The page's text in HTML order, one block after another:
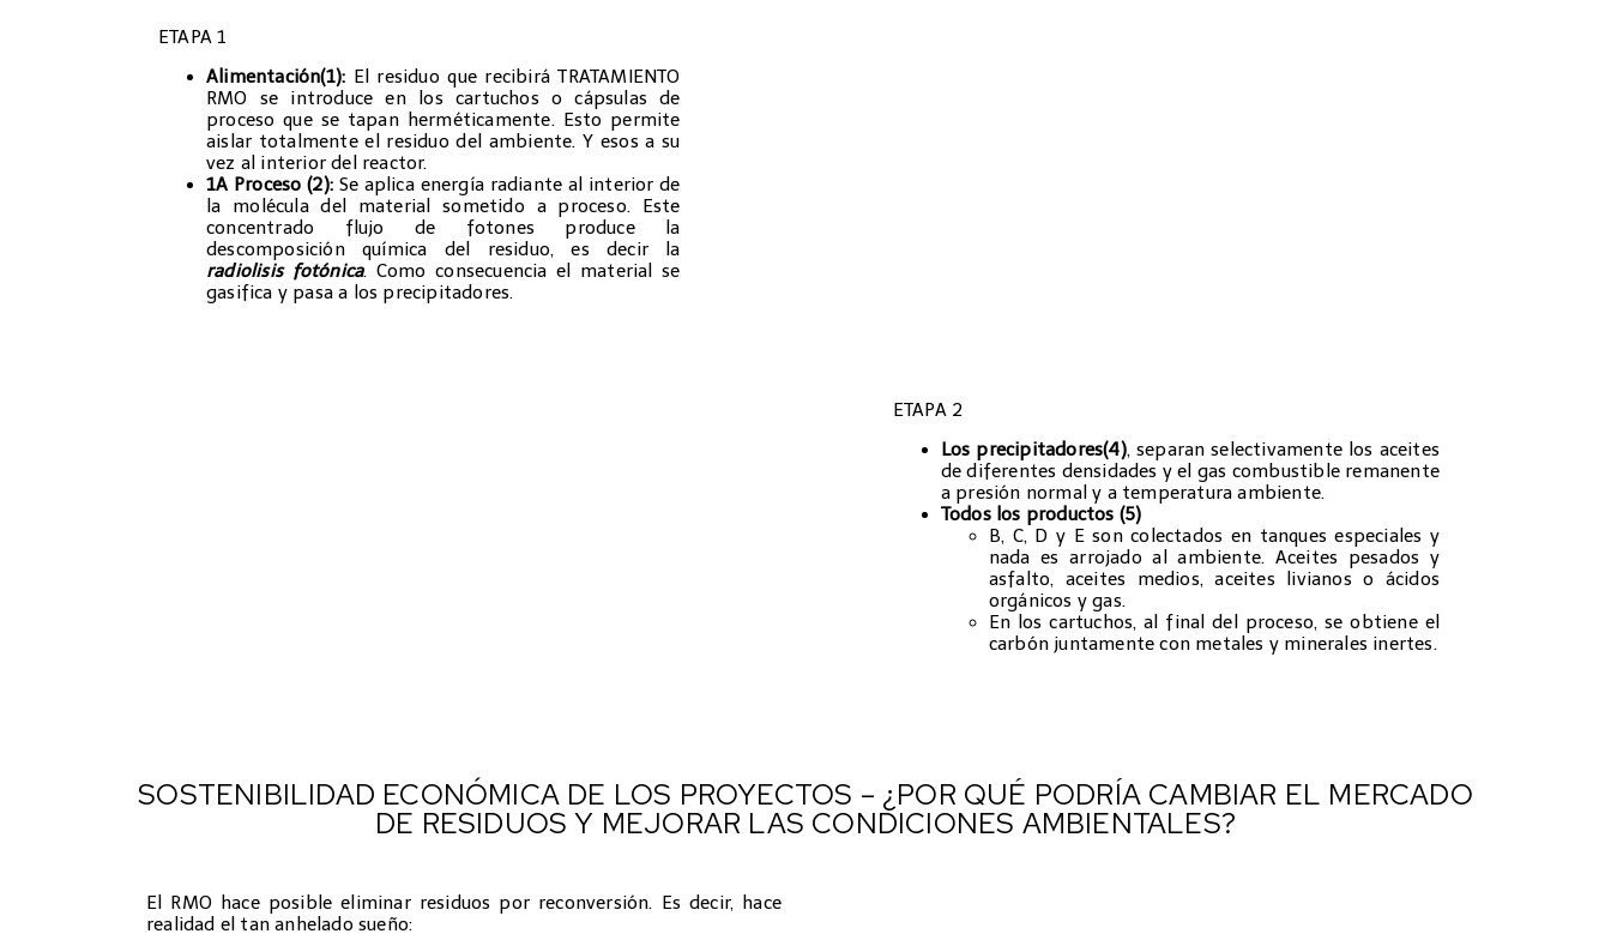
ETAPA 1
Alimentación(1): El residuo que recibirá TRATAMIENTO
RMO se introduce en los cartuchos o cápsulas de
proceso que se tapan herméticamente. Esto permite
aislar totalmente el residuo del ambiente. Y esos a su
vez al interior del reactor.
1A Proceso (2): Se aplica energía radiante al interior de
la molécula del material sometido a proceso. Este
concentrado flujo de fotones produce la
descomposición química del residuo, es decir la
radiolisis fotónica. Como consecuencia el material se
gasifica y pasa a los precipitadores.
ETAPA 2
Los precipitadores(4), separan selectivamente los aceites
de diferentes densidades y el gas combustible remanente
a presión normal y a temperatura ambiente.
Todos los productos (5)
B, C, D y E son colectados en tanques especiales y
nada es arrojado al ambiente. Aceites pesados y
asfalto, aceites medios, aceites livianos o ácidos
orgánicos y gas.
En los cartuchos, al final del proceso, se obtiene el
carbón juntamente con metales y minerales inertes.
SOSTENIBILIDAD ECONÓMICA DE LOS PROYECTOS – ¿POR QUÉ PODRÍA CAMBIAR EL MERCADO
DE RESIDUOS Y MEJORAR LAS CONDICIONES AMBIENTALES?
El RMO hace posible eliminar residuos por reconversión. Es decir, hace
realidad el tan anhelado sueño: